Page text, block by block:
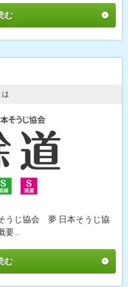
む
は
うじ協会 夢 日本そうじ協
...
む